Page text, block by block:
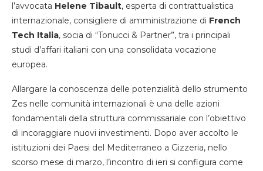
l’avvocata Helene Tibault, esperta di contrattualistica
internazionale, consigliere di amministrazione di French
Tech Italia, socia di “Tonucci & Partner”, tra i principali
studi d’affari italiani con una consolidata vocazione
europea.
Allargare la conoscenza delle potenzialità dello strumento
Zes nelle comunità internazionali è una delle azioni
fondamentali della struttura commissariale con l’obiettivo
di incoraggiare nuovi investimenti. Dopo aver accolto le
istituzioni dei Paesi del Mediterraneo a Gizzeria, nello
scorso mese di marzo, l’incontro di ieri si configura come